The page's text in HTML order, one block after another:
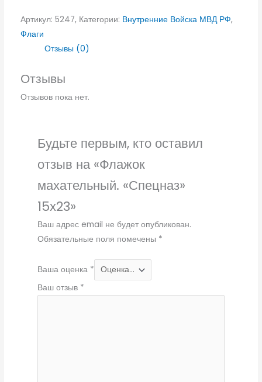
Артикул: 5247, Категории: Внутренние Войска МВД РФ,
Флаги
Отзывы (0)
Отзывы
Отзывов пока нет.
Будьте первым, кто оставил
отзыв на «Флажок
махательный. «Спецназ»
15х23»
Ваш адрес email не будет опубликован.
Обязательные поля помечены *
Ваша оценка *
Ваш отзыв *